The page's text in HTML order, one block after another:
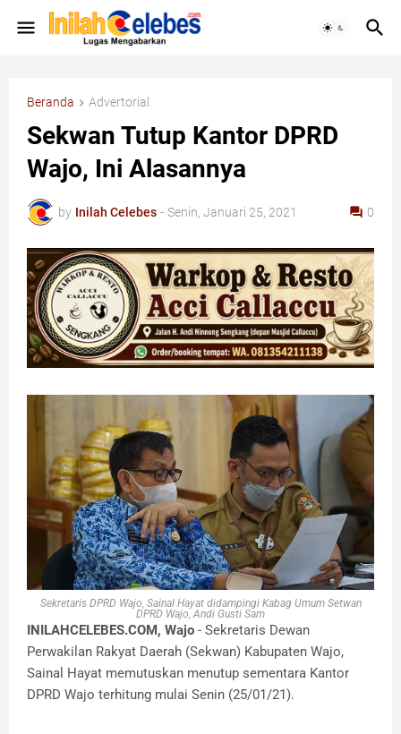
Beranda Advertorial
Sekwan Tutup Kantor DPRD
Wajo, Ini Alasannya
by Inilah Celebes - Senin, Januari 25, 2021 0
Sekretaris DPRD Wajo, Sainal Hayat didampingi Kabag Umum Setwan
DPRD Wajo, Andi Gusti Sam
INILAHCELEBES.COM, Wajo - Sekretaris Dewan
Perwakilan Rakyat Daerah (Sekwan) Kabupaten Wajo,
Sainal Hayat memutuskan menutup sementara Kantor
DPRD Wajo terhitung mulai Senin (25/01/21).